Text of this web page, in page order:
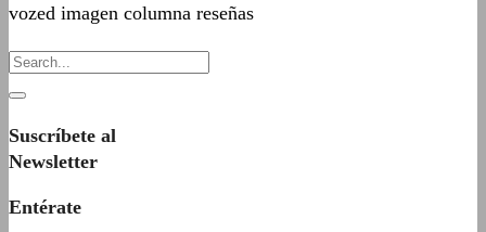
vozed imagen columna reseñas
Suscríbete al
Newsletter
Entérate